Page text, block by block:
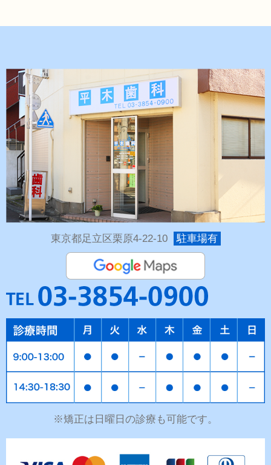
東京都足立区栗原4-22-10 駐車場有
※矯正は日曜日の診療も可能です。